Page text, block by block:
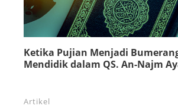
Ketika Pujian Menjadi
Mendidik dalam QS. An-Najm
Artikel